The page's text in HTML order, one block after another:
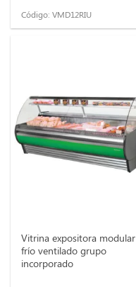
Código: VMD12RIU
Vitrina expositora modular
frío ventilado grupo
incorporado